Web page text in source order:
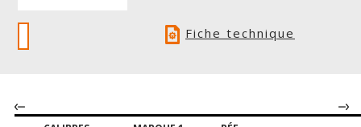
Fiche technique